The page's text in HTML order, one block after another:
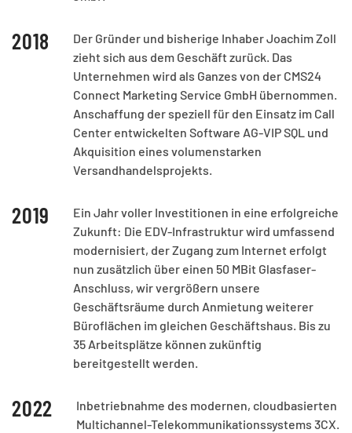
2018
Der Gründer und bisherige Inhaber Joachim Zoll
zieht sich aus dem Geschäft zurück. Das
Unternehmen wird als Ganzes von der CMS24
Connect Marketing Service GmbH übernommen.
Anschaffung der speziell für den Einsatz im Call
Center entwickelten Software AG-VIP SQL und
Akquisition eines volumenstarken
Versandhandelsprojekts.
2019
Ein Jahr voller Investitionen in eine erfolgreiche
Zukunft: Die EDV-Infrastruktur wird umfassend
modernisiert, der Zugang zum Internet erfolgt
nun zusätzlich über einen 50 MBit Glasfaser-
Anschluss, wir vergrößern unsere
Geschäftsräume durch Anmietung weiterer
Büroflächen im gleichen Geschäftshaus. Bis zu
35 Arbeitsplätze können zukünftig
bereitgestellt werden.
2022
Inbetriebnahme des modernen, cloudbasierten
Multichannel-Telekommunikationssystems 3CX.